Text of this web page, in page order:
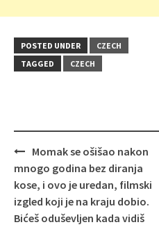
POSTED UNDER
CZECH
TAGGED
CZECH
Post
navigation
Momak se ošišao nakon
mnogo godina bez diranja
kose, i ovo je uredan, filmski
izgled koji je na kraju dobio.
Bićeš oduševljen kada vidiš